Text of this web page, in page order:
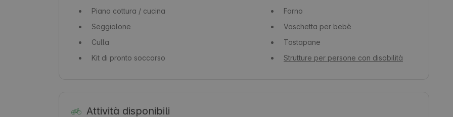
Piano cottura / cucina
Forno
Seggiolone
Vaschetta per bebè
Culla
Tostapane
Kit di pronto soccorso
Strutture per persone con disabilità
Attività disponibili